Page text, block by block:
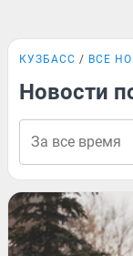
КУЗБАСС ВСЕ
Новости